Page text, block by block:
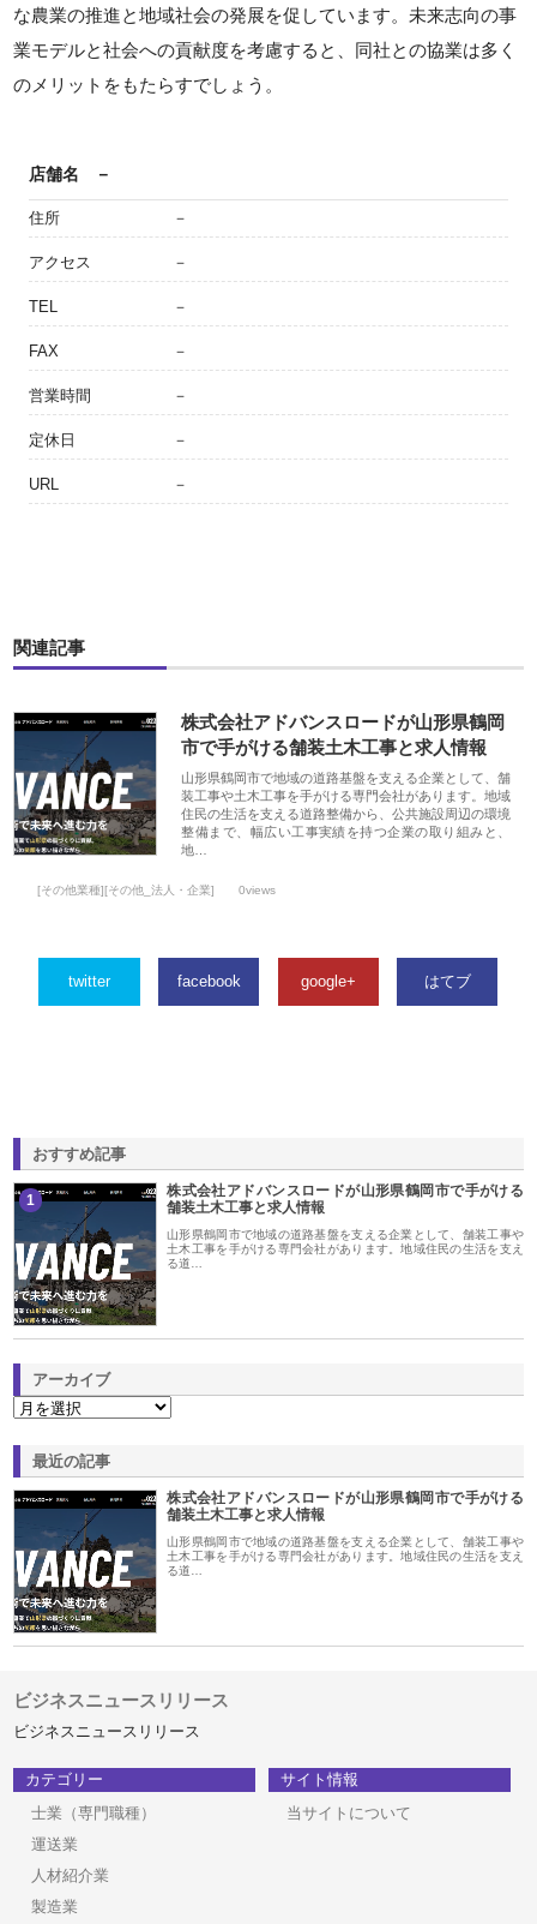
な農業の推進と地域社会の発展を促しています。未来志向の事
業モデルと社会への貢献度を考慮すると、同社との協業は多く
のメリットをもたらすでしょう。
店舗名 －
住所 －
アクセス －
TEL －
FAX －
営業時間 －
定休日 －
URL －
関連記事
株式会社アドバンスロードが山形県鶴岡
市で手がける舗装土木工事と求人情報
山形県鶴岡市で地域の道路基盤を支える企業として、舗
装工事や土木工事を手がける専門会社があります。地域
住民の生活を支える道路整備から、公共施設周辺の環境
整備まで、幅広い工事実績を持つ企業の取り組みと、
地…
[その他業種][その他_法人・企業] 0views
twitter facebook google+ はてブ
おすすめ記事
1
株式会社アドバンスロードが山形県鶴岡市で手がける
舗装土木工事と求人情報
山形県鶴岡市で地域の道路基盤を支える企業として、舗装工事や
土木工事を手がける専門会社があります。地域住民の生活を支え
る道…
アーカイブ
最近の記事
株式会社アドバンスロードが山形県鶴岡市で手がける
舗装土木工事と求人情報
山形県鶴岡市で地域の道路基盤を支える企業として、舗装工事や
土木工事を手がける専門会社があります。地域住民の生活を支え
る道…
ビジネスニュースリリース
ビジネスニュースリリース
カテゴリー
士業（専門職種）
運送業
人材紹介業
製造業
サイト情報
当サイトについて